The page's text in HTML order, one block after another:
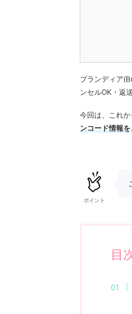
ブランディア
ンセルOK・返
今回は、これ
ンコード情報
ポイント
目